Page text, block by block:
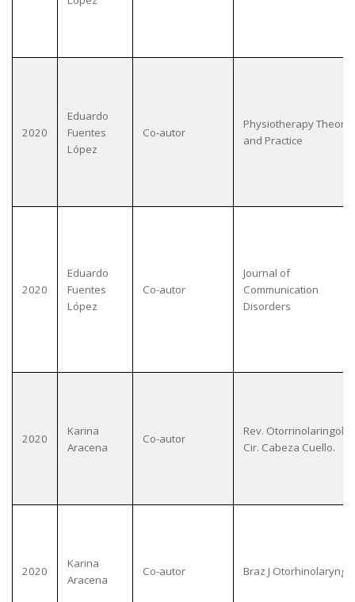
2020
Eduardo
Fuentes
López
Co-autor
Physiotherapy Theory
and Practice
2020
Eduardo
Fuentes
López
Co-autor
Journal of
Communication
Disorders
2020
Karina
Aracena
Co-autor
Rev. Otorrinolaringol.
Cir. Cabeza Cuello.
2020
Karina
Aracena
Co-autor Braz J